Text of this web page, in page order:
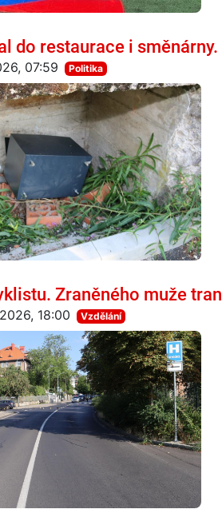
do restaurace i
07:59 Politika
Zraněného muže
18:00 Vzdělání